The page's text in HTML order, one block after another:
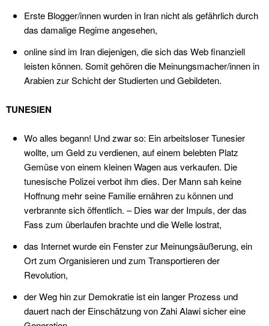
Erste Blogger/innen wurden in Iran nicht als gefährlich durch
das damalige Regime angesehen,
online sind im Iran diejenigen, die sich das Web finanziell
leisten können. Somit gehören die Meinungsmacher/innen in
Arabien zur Schicht der Studierten und Gebildeten.
TUNESIEN
Wo alles begann! Und zwar so: Ein arbeitsloser Tunesier
wollte, um Geld zu verdienen, auf einem belebten Platz
Gemüse von einem kleinen Wagen aus verkaufen. Die
tunesische Polizei verbot ihm dies. Der Mann sah keine
Hoffnung mehr seine Familie ernähren zu können und
verbrannte sich öffentlich. – Dies war der Impuls, der das
Fass zum überlaufen brachte und die Welle lostrat,
das Internet wurde ein Fenster zur Meinungsäußerung, ein
Ort zum Organisieren und zum Transportieren der
Revolution,
der Weg hin zur Demokratie ist ein langer Prozess und
dauert nach der Einschätzung von Zahi Alawi sicher eine